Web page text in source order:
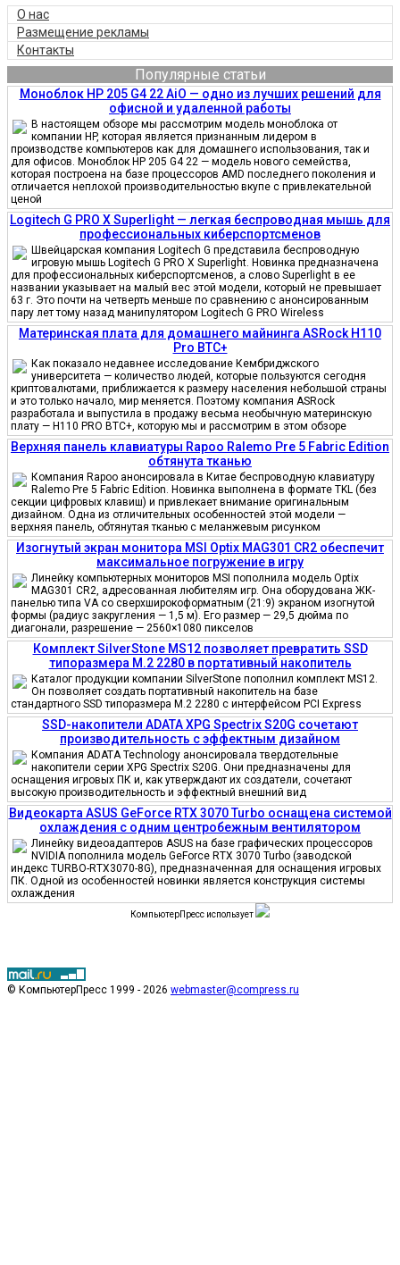
О нас
Размещение рекламы
Контакты
Популярные статьи
Моноблок HP 205 G4 22 AiO — одно из лучших решений для
офисной и удаленной работы
В настоящем обзоре мы рассмотрим модель моноблока от
компании HP, которая является признанным лидером в
производстве компьютеров как для домашнего использования, так и
для офисов. Моноблок HP 205 G4 22 — модель нового семейства,
которая построена на базе процессоров AMD последнего поколения и
отличается неплохой производительностью вкупе с привлекательной
ценой
Logitech G PRO X Superlight — легкая беспроводная мышь для
профессиональных киберспортсменов
Швейцарская компания Logitech G представила беспроводную
игровую мышь Logitech G PRO X Superlight. Новинка предназначена
для профессиональных киберспортсменов, а слово Superlight в ее
названии указывает на малый вес этой модели, который не превышает
63 г. Это почти на четверть меньше по сравнению с анонсированным
пару лет тому назад манипулятором Logitech G PRO Wireless
Материнская плата для домашнего майнинга ASRock H110
Pro BTC+
Как показало недавнее исследование Кембриджского
университета — количество людей, которые пользуются сегодня
криптовалютами, приближается к размеру населения небольшой страны
и это только начало, мир меняется. Поэтому компания ASRock
разработала и выпустила в продажу весьма необычную материнскую
плату — H110 PRO BTC+, которую мы и рассмотрим в этом обзоре
Верхняя панель клавиатуры Rapoo Ralemo Pre 5 Fabric Edition
обтянута тканью
Компания Rapoo анонсировала в Китае беспроводную клавиатуру
Ralemo Pre 5 Fabric Edition. Новинка выполнена в формате TKL (без
секции цифровых клавиш) и привлекает внимание оригинальным
дизайном. Одна из отличительных особенностей этой модели —
верхняя панель, обтянутая тканью с меланжевым рисунком
Изогнутый экран монитора MSI Optix MAG301 CR2 обеспечит
максимальное погружение в игру
Линейку компьютерных мониторов MSI пополнила модель Optix
MAG301 CR2, адресованная любителям игр. Она оборудована ЖК-
панелью типа VA со сверхширокоформатным (21:9) экраном изогнутой
формы (радиус закругления — 1,5 м). Его размер — 29,5 дюйма по
диагонали, разрешение — 2560×1080 пикселов
Комплект SilverStone MS12 позволяет превратить SSD
типоразмера M.2 2280 в портативный накопитель
Каталог продукции компании SilverStone пополнил комплект MS12.
Он позволяет создать портативный накопитель на базе
стандартного SSD типоразмера M.2 2280 с интерфейсом PCI Express
SSD-накопители ADATA XPG Spectrix S20G сочетают
производительность с эффектным дизайном
Компания ADATA Technology анонсировала твердотельные
накопители серии XPG Spectrix S20G. Они предназначены для
оснащения игровых ПК и, как утверждают их создатели, сочетают
высокую производительность и эффектный внешний вид
Видеокарта ASUS GeForce RTX 3070 Turbo оснащена системой
охлаждения с одним центробежным вентилятором
Линейку видеоадаптеров ASUS на базе графических процессоров
NVIDIA пополнила модель GeForce RTX 3070 Turbo (заводской
индекс TURBO-RTX3070-8G), предназначенная для оснащения игровых
ПК. Одной из особенностей новинки является конструкция системы
охлаждения
КомпьютерПресс использует
© КомпьютерПресс 1999 - 2026 webmaster@compress.ru